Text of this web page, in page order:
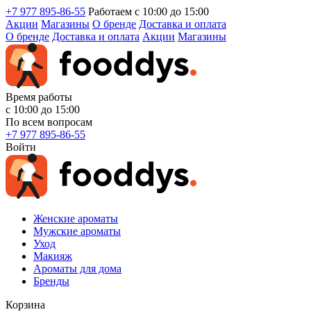
+7 977 895-86-55 Работаем с 10:00 до 15:00
Акции Магазины О бренде Доставка и оплата
О бренде Доставка и оплата Акции Магазины
Время работы
с 10:00 до 15:00
По всем вопросам
+7 977 895-86-55
Войти
Женские ароматы
Мужские ароматы
Уход
Макияж
Ароматы для дома
Бренды
Корзина